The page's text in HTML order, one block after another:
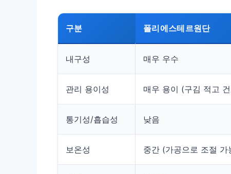
구분 폴리에스테르원단
내구성 매우 우수
관리 용이성 매우 용이 (구김 적고
통기성/흡습성 낮음
보온성 중간 (가공으로 조절 가